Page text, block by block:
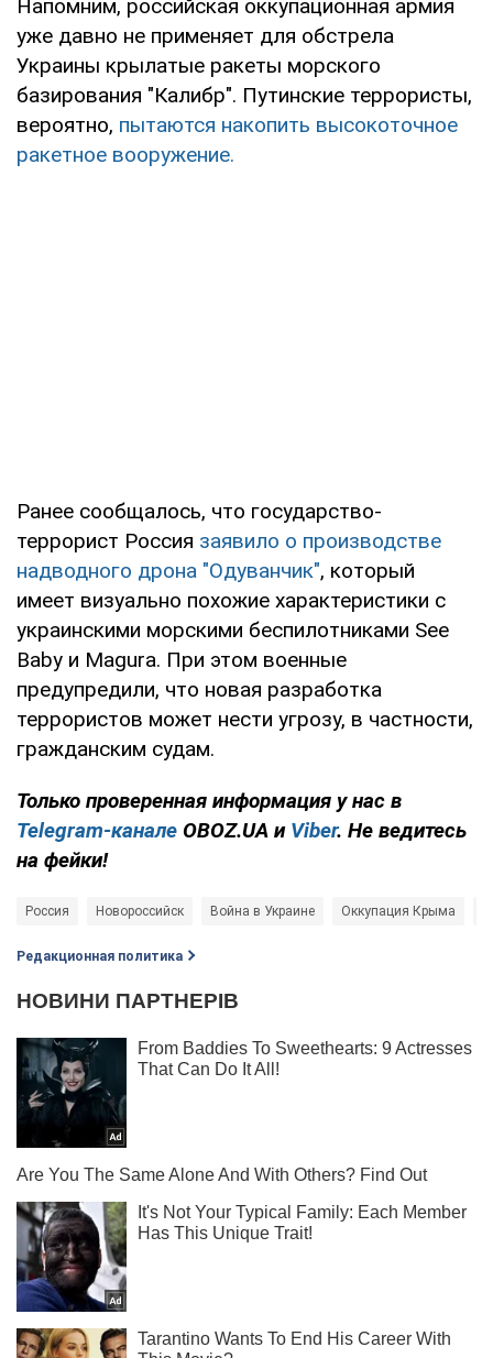
Напомним, российская оккупационная армия
уже давно не применяет для обстрела
Украины крылатые ракеты морского
базирования "Калибр". Путинские террористы,
вероятно, пытаются накопить высокоточное
ракетное вооружение.
Ранее сообщалось, что государство-
террорист Россия заявило о производстве
надводного дрона "Одуванчик", который
имеет визуально похожие характеристики с
украинскими морскими беспилотниками See
Baby и Magura. При этом военные
предупредили, что новая разработка
террористов может нести угрозу, в частности,
гражданским судам.
Только проверенная информация у нас в
Telegram-канале OBOZ.UA и Viber. Не ведитесь
на фейки!
Россия Новороссийск Война в Украине Оккупация Крыма
Редакционная политика